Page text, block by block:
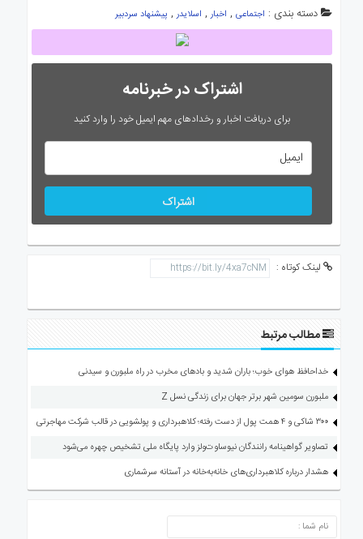
دسته بندی : اجتماعی, اخبار, اسلایدر, پیشنهاد سردبیر
اشتراک در خبرنامه
برای دریافت اخبار و رخدادهای مهم ایمیل خود را وارد کنید
اشتراک
لینک کوتاه :
مطالب مرتبط
خداحافظ هوای خوب؛ باران شدید و بادهای مخرب در راه ملبورن و سیدنی
ملبورن سومین شهر برتر جهان برای زندگی نسل Z
۳۰۰ شاکی و ۴ همت پول از دست رفته؛ کلاهبرداری و پولشویی در قالب شرکت مهاجرتی
تصاویر گواهینامه رانندگان نیوساوت‌ولز وارد پایگاه ملی تشخیص چهره می‌شود
هشدار درباره کلاهبرداری‌های خانه‌به‌خانه در آستانه سرشماری
ارسال دیدگاه